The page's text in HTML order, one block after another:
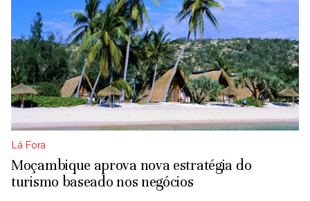
Lá Fora
Moçambique aprova nova estratégia do
turismo baseado nos negócios